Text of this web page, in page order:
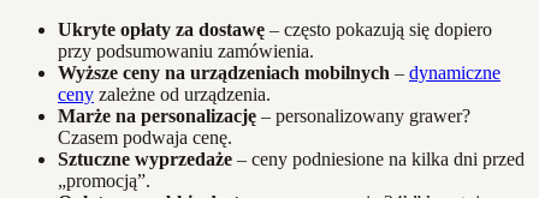
Ukryte opłaty za dostawę – często pokazują się dopiero
przy podsumowaniu zamówienia.
Wyższe ceny na urządzeniach mobilnych – dynamiczne
ceny zależne od urządzenia.
Marże na personalizację – personalizowany grawer?
Czasem podwaja cenę.
Sztuczne wyprzedaże – ceny podniesione na kilka dni przed
„promocją”.